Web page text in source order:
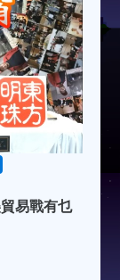
易戰有乜